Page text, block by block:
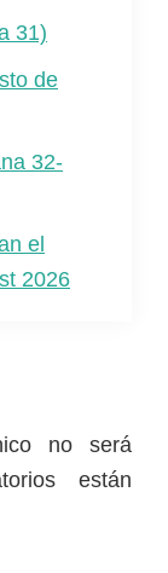
31)
de
32-
el
2026
no será
están